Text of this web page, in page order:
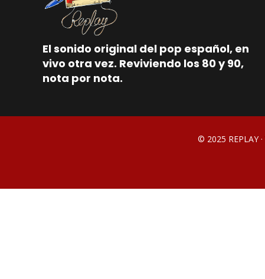
El sonido original del pop español, en
vivo otra vez. Reviviendo los 80 y 90,
nota por nota.
© 2025 REPLAY ·